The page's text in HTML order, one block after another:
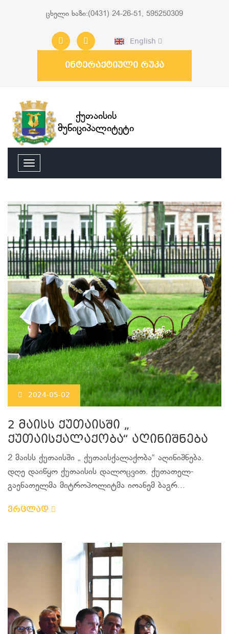
ცხელი ხაზი:(0431) 24-26-51, 595250309
English
ინტერაქტიული რუკა
ქუთაისის
მუნიციპალიტეტი
2024-05-02
2 მაისს ქუთაისში „
ქუთაისქალაქობა“ აღინიშნება
2 მაისს ქუთაისში „ ქუთაისქალაქობა“ აღინიშნება.
დღე დაიწყო ქუთაისის დალოცვით. ქუთათელ-
გაენათელმა მიტროპოლიტმა იოანემ ბაგრ...
ვრცლად